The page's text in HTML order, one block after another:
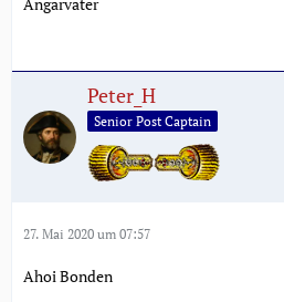
Peter_H
Senior Post Captain
27. Mai 2020 um 07:57
Ahoi Bonden